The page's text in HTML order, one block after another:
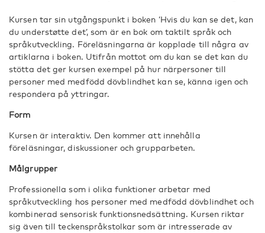
Kursen tar sin utgångspunkt i boken ’Hvis du kan se det, kan
du understøtte det’, som är en bok om taktilt språk och
språkutveckling. Föreläsningarna är kopplade till några av
artiklarna i boken. Utifrån mottot om du kan se det kan du
stötta det ger kursen exempel på hur närpersoner till
personer med medfödd dövblindhet kan se, känna igen och
respondera på yttringar.
Form
Kursen är interaktiv. Den kommer att innehålla
föreläsningar, diskussioner och grupparbeten.
Målgrupper
Professionella som i olika funktioner arbetar med
språkutveckling hos personer med medfödd dövblindhet och
kombinerad sensorisk funktionsnedsättning. Kursen riktar
sig även till teckenspråkstolkar som är intresserade av